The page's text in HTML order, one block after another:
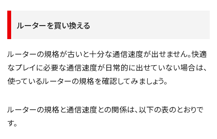
ルーターを買い換える
ルーターの規格が古いと十分な通信速度が出せません。快適
なプレイに必要な通信速度が日常的に出せていない場合は、
使っているルーターの規格を確認してみましょう。
ルーターの規格と通信速度との関係は、以下の表のとおりで
す。